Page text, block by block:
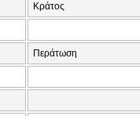
Κράτος
Περάτωση